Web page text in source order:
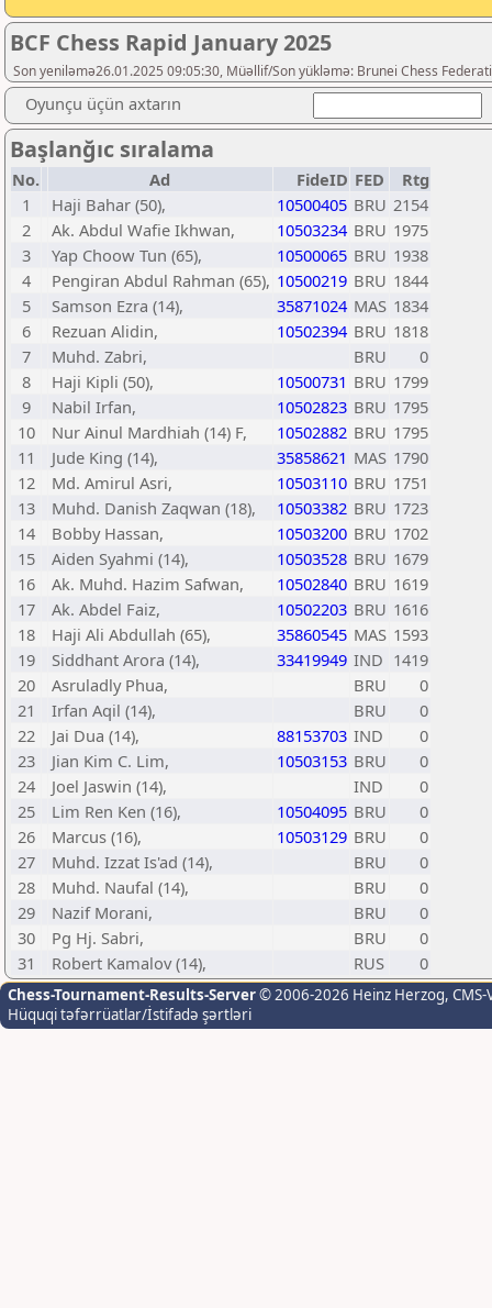
BCF Chess Rapid January 2025
Son yeniləmə26.01.2025 09:05:30, Müəllif/Son yükləmə: Brunei Chess
Oyunçu üçün axtarın
Başlanğıc sıralama
No. Ad FideID FED
Rtg
1
Haji Bahar (50), 10500405 BRU 2154
2
Ak. Abdul Wafie Ikhwan, 10503234 BRU 1975
3
Yap Choow Tun (65), 10500065 BRU 1938
4
Pengiran Abdul Rahman (65), 10500219 BRU 1844
5
Samson Ezra (14), 35871024 MAS 1834
6
Rezuan Alidin, 10502394 BRU 1818
7
Muhd. Zabri, BRU
0
8
Haji Kipli (50), 10500731 BRU 1799
9
Nabil Irfan, 10502823 BRU 1795
10
Nur Ainul Mardhiah (14) F, 10502882 BRU 1795
11
Jude King (14), 35858621 MAS 1790
12
Md. Amirul Asri, 10503110 BRU 1751
13
Muhd. Danish Zaqwan (18), 10503382 BRU 1723
14
Bobby Hassan, 10503200 BRU 1702
15
Aiden Syahmi (14), 10503528 BRU 1679
16
Ak. Muhd. Hazim Safwan, 10502840 BRU 1619
17
Ak. Abdel Faiz, 10502203 BRU 1616
18
Haji Ali Abdullah (65), 35860545 MAS 1593
19
Siddhant Arora (14), 33419949 IND 1419
20
Asruladly Phua, BRU
0
21
Irfan Aqil (14), BRU
0
22
Jai Dua (14), 88153703 IND
0
23
Jian Kim C. Lim, 10503153 BRU
0
24
Joel Jaswin (14), IND
0
25
Lim Ren Ken (16), 10504095 BRU
0
26
Marcus (16), 10503129 BRU
0
27
Muhd. Izzat Is'ad (14), BRU
0
28
Muhd. Naufal (14), BRU
0
29
Nazif Morani, BRU
0
30
Pg Hj. Sabri, BRU
0
31
Robert Kamalov (14), RUS 0
Chess-Tournament-Results-Server© 2006-2026 Heinz Herzog,
Hüquqi təfərrüatlar/İstifadə şərtləri